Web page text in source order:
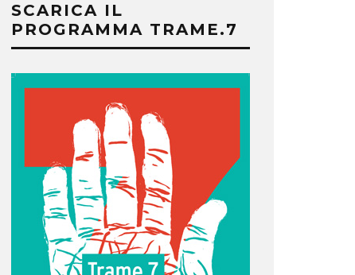
SCARICA IL
PROGRAMMA TRAME.7